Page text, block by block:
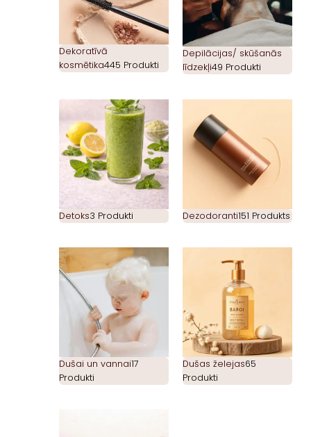
Dekoratīvā
kosmētika445 Produkti
Depilācijas/ skūšanās
līdzekļi49 Produkti
Detoks3 Produkti Dezodoranti151 Produkts
Dušai un vannai17
Produkti
Dušas želejas65
Produkti